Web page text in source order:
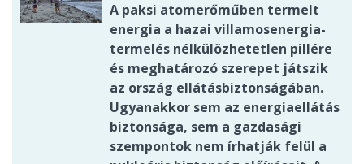
A paksi atomerőműben termelt
energia a hazai villamosenergia-
termelés nélkülözhetetlen pillére
és meghatározó szerepet játszik
az ország ellátásbiztonságában.
Ugyanakkor sem az energiaellátás
biztonsága, sem a gazdasági
szempontok nem írhatják felül a